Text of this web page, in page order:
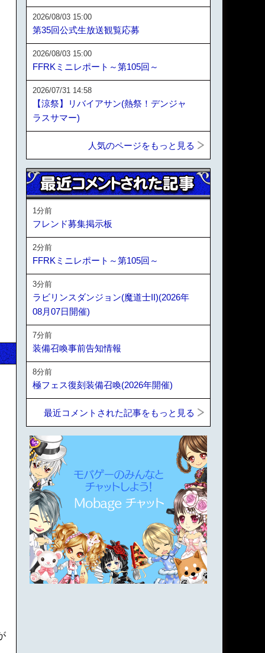
2026/08/03 15:00
第35回公式生放送観覧応募
2026/08/03 15:00
FFRKミニレポート～第105回～
2026/07/31 14:58
【涼祭】リバイアサン(熱祭！デンジャ
ラスサマー)
人気のページをもっと見る
1分前
フレンド募集掲示板
2分前
FFRKミニレポート～第105回～
3分前
ラビリンスダンジョン(魔道士II)(2026年
08月07日開催)
7分前
装備召喚事前告知情報
8分前
極フェス復刻装備召喚(2026年開催)
最近コメントされた記事をもっと見る